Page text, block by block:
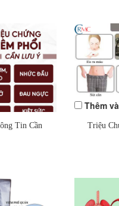
Thêm
Tin Cần
Thêm
Triệu